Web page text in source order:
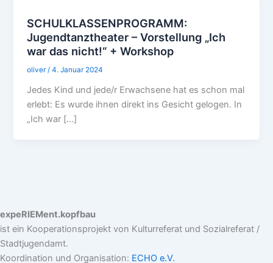
SCHULKLASSENPROGRAMM:
Jugendtanztheater – Vorstellung „Ich
war das nicht!“ + Workshop
oliver/4. Januar 2024
Jedes Kind und jede/r Erwachsene hat es schon mal
erlebt: Es wurde ihnen direkt ins Gesicht gelogen. In
„Ich war […]
expeRIEMent.kopfbau
ist ein Kooperationsprojekt von Kulturreferat und Sozialreferat /
Stadtjugendamt.
Koordination und Organisation: ECHO e.V.